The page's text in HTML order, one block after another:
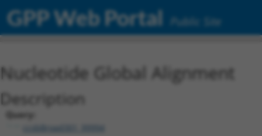
GPP Web Portal Public Site
Nucleotide Global Alignment
Description
Query:
ccsbBroad301_99994